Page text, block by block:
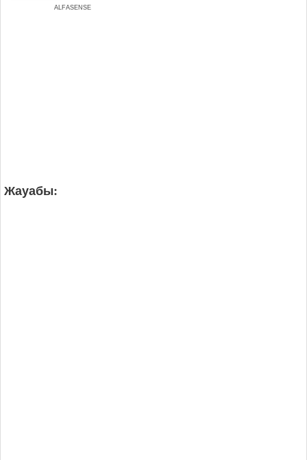
ALFASENSE
Жауабы: